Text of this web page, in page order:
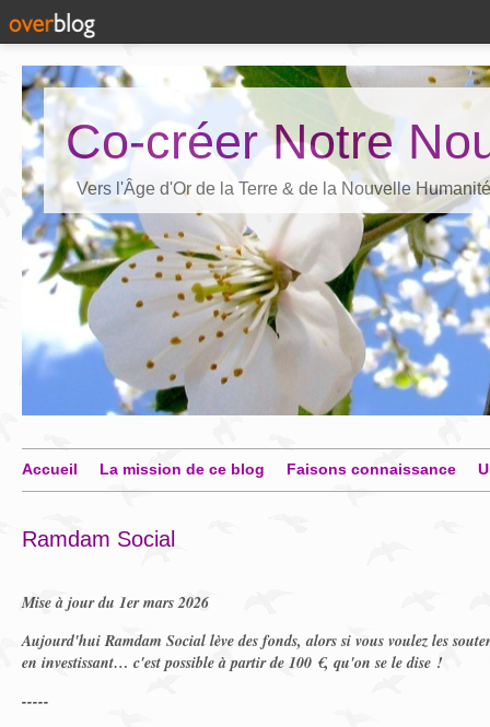
Co-créer Notre
Vers l'Âge d'Or de la Terre & de la Nouvelle Humanité
Accueil La mission de ce blog Faisons connaissance
Ramdam Social
Mise à jour du 1er mars 2026
Aujourd'hui Ramdam Social lève des fonds, alors si vous voulez les
en investissant… c'est possible à partir de 100 €, qu'on se le dise !
-----